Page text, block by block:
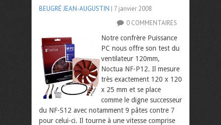
BEUGRÉ JEAN-AUGUSTIN | 7 janvier 2008
0 COMMENTAIRES
Notre confrère Puissance
PC nous offre son test du
ventilateur 120mm,
Noctua NF-P12. Il mesure
très exactement 120 x 120
x 25 mm et se place
comme le digne successeur
du NF-S12 avec notamment 9 pâtes contre 7
pour celui-ci. Il tourne à une vitesse comprise